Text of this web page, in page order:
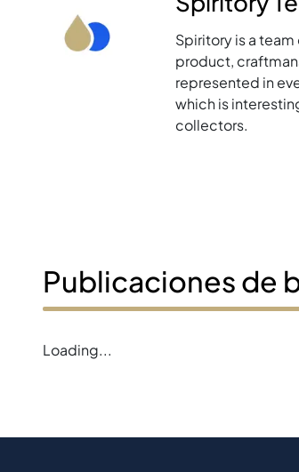
Spiritory is a
product,
represented in
which is
collectors.
Publicaciones de
Loading...